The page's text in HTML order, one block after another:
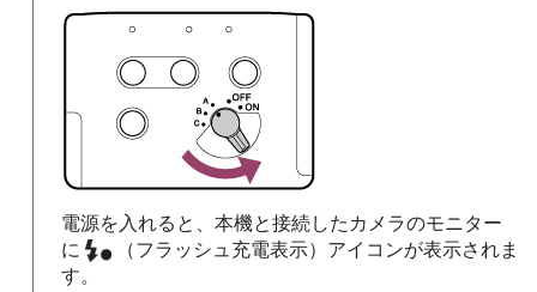
電源を入れると、本機と接続したカメラのモニター
に
（フラッシュ充電表示）アイコンが表示されま
す。